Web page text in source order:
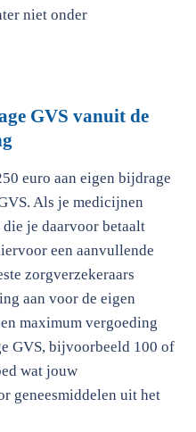
niet onder
GVS vanuit de
euro aan eigen bijdrage
Als je medicijnen
je daarvoor betaalt
een aanvullende
zorgverzekeraars
aan voor de eigen
maximum vergoeding
GVS, bijvoorbeeld 100 of
wat jouw
geneesmiddelen uit het